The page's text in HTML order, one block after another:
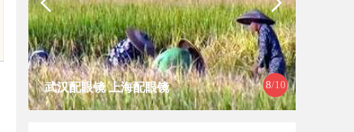
8/10
武汉配眼镜 上海配眼镜